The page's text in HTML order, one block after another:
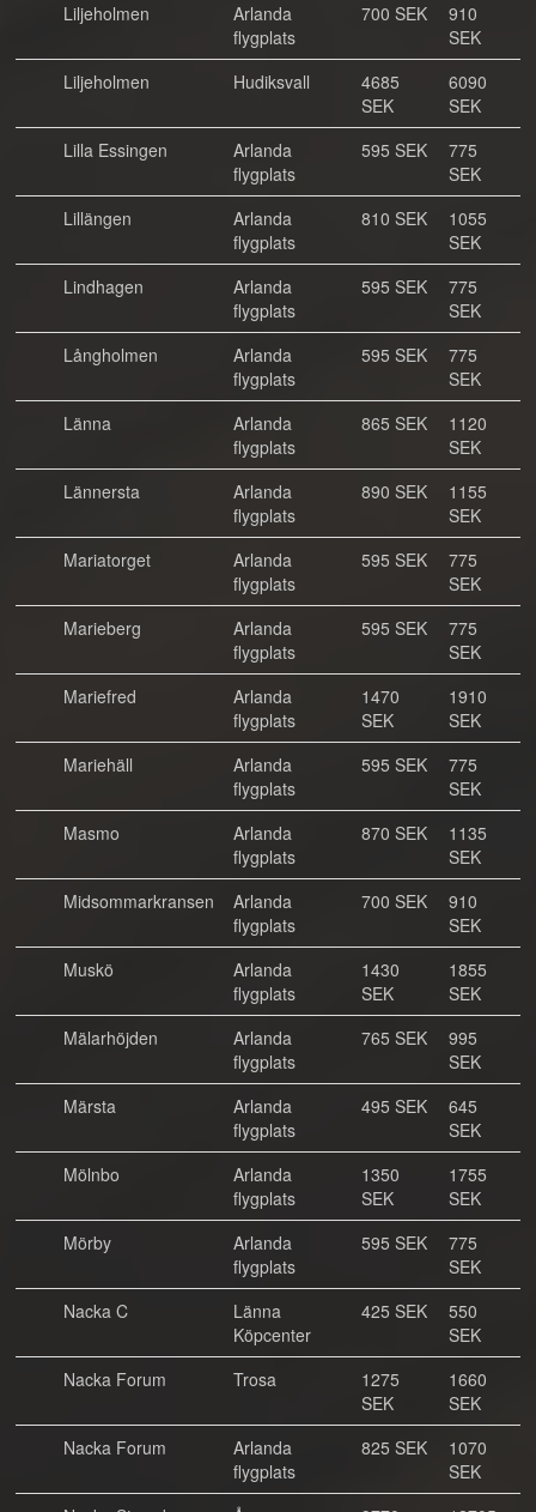
Liljeholmen
Arlanda
flygplats
700 SEK
910
SEK
Liljeholmen
Hudiksvall
4685
SEK
6090
SEK
Lilla Essingen
Arlanda
flygplats
595 SEK
775
SEK
Lillängen
Arlanda
flygplats
810 SEK
1055
SEK
Lindhagen
Arlanda
flygplats
595 SEK
775
SEK
Långholmen
Arlanda
flygplats
595 SEK
775
SEK
Länna
Arlanda
flygplats
865 SEK
1120
SEK
Lännersta
Arlanda
flygplats
890 SEK
1155
SEK
Mariatorget
Arlanda
flygplats
595 SEK
775
SEK
Marieberg
Arlanda
flygplats
595 SEK
775
SEK
Mariefred
Arlanda
flygplats
1470
SEK
1910
SEK
Mariehäll
Arlanda
flygplats
595 SEK
775
SEK
Masmo
Arlanda
flygplats
870 SEK
1135
SEK
Midsommarkransen
Arlanda
flygplats
700 SEK
910
SEK
Muskö
Arlanda
flygplats
1430
SEK
1855
SEK
Mälarhöjden
Arlanda
flygplats
765 SEK
995
SEK
Märsta
Arlanda
flygplats
495 SEK
645
SEK
Mölnbo
Arlanda
flygplats
1350
SEK
1755
SEK
Mörby
Arlanda
flygplats
595 SEK
775
SEK
Nacka C
Länna
Köpcenter
425 SEK
550
SEK
Nacka Forum
Trosa
1275
SEK
1660
SEK
Nacka Forum
Arlanda
flygplats
825 SEK
1070
SEK